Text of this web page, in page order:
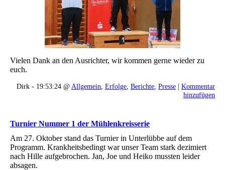
Vielen Dank an den Ausrichter, wir kommen gerne wieder zu
euch.
Dirk - 19:53:24 @ Allgemein Erfolge Berichte Presse | Kommentar
hinzufügen
Turnier Nummer 1 der Mühlenkreisserie
Am 27. Oktober stand das Turnier in Unterlübbe auf dem
Programm. Krankheitsbedingt war unser Team stark dezimiert
nach Hille aufgebrochen. Jan, Joe und Heiko mussten leider
absagen.